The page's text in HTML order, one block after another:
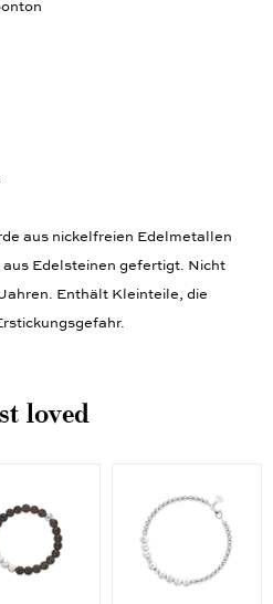
aus nickelfreien Edelmetallen
Edelsteinen gefertigt. Nicht
Enthält Kleinteile, die
loved